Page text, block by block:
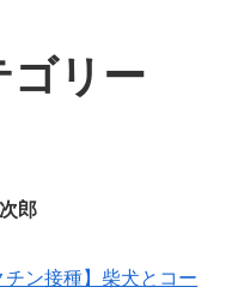
ゴリー
郎
チン接種】柴犬とコー